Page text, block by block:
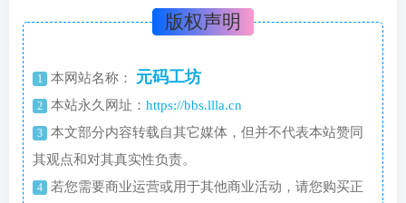
版权声明
1 本网站名称： 元码工坊
2 本站永久网址： https://bbs.llla.cn
3
本文部分内容转载自其它媒体，但并不代表本站赞同
其观点和对其真实性负责。
4
若您需要商业运营或用于其他商业活动，请您购买正